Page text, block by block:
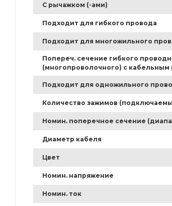
С рычажком (-ами)
Подходит для гибкого провода
Подходит для многожильного
Попереч. сечение гибкого
(многопроволочного) с кабельным
Подходит для одножильного
Количество зажимов
Номин. поперечное сечение
Диаметр кабеля
Цвет
Номин. напряжение
Номин. ток